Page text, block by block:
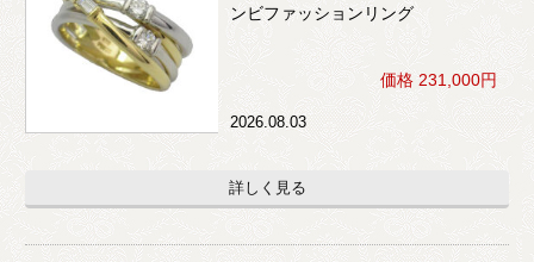
ンビファッションリング
価格 231,000円
2026.08.03
詳しく見る